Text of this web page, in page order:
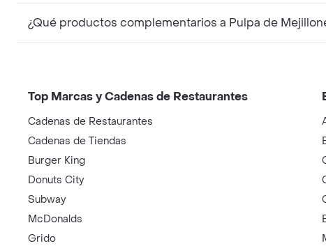
¿Qué productos complementarios a Pulpa de
Top Marcas y Cadenas de Restaurantes
Cadenas de Restaurantes
Cadenas de Tiendas
Burger King
Donuts City
Subway
McDonalds
Grido